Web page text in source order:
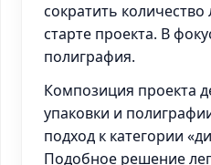
сократить
старте проекта. В
полиграфия.
Композиция проекта
упаковки и
подход к категории
Подобное решение